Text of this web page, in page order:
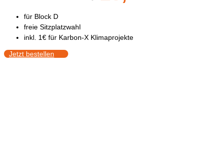
für Block D
freie Sitzplatzwahl
inkl. 1€ für Karbon-X Klimaprojekte
Jetzt bestellen